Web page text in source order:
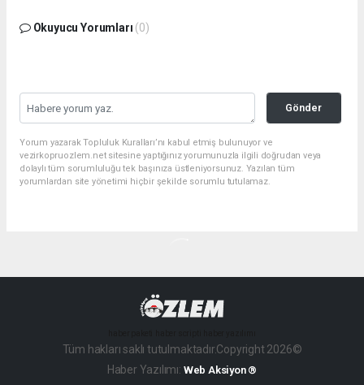
Okuyucu Yorumları (0)
Gönder
Yorum yazarak Topluluk Kuralları’nı kabul etmiş bulunuyor ve
vezirkopruozlem.net sitesine yaptığınız yorumunuzla ilgili doğrudan veya
dolaylı tüm sorumluluğu tek başınıza üstleniyorsunuz. Yazılan tüm
yorumlardan site yönetimi hiçbir şekilde sorumlu tutulamaz.
Tüm hakları saklı tutulmaktadır.Copyright 2026©
Haber Yazılımı: Web Aksiyon ®